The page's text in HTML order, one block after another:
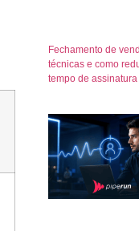
Fechamento de
técnicas e como
tempo de assinatura